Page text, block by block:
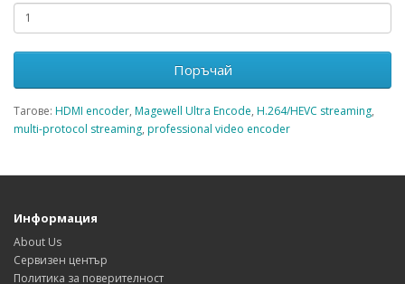
Поръчай
Тагове: HDMI encoder, Magewell Ultra Encode, H.264/HEVC streaming,
multi-protocol streaming, professional video encoder
Информация
About Us
Сервизен център
Политика за поверителност